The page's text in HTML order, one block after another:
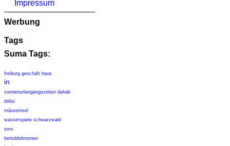
Impressum
Werbung
Tags
Suma Tags:
freiburg geschäft haus
in
sonnenuntergangszeiten dahab
tbilisi
mäuseinsel
wasserspiele schwarzwald
sms
bertoldsbrunnen